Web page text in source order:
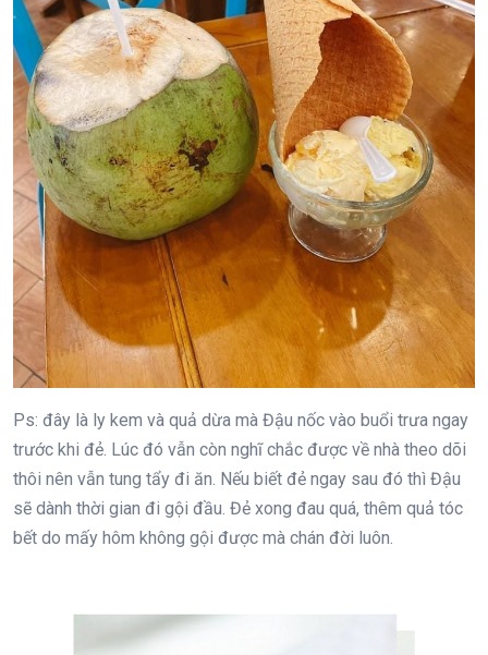
Ps: đây là ly kem và quả dừa mà Đậu nốc vào buổi trưa ngay
trước khi đẻ. Lúc đó vẫn còn nghĩ chắc được về nhà theo dõi
thôi nên vẫn tung tẩy đi ăn. Nếu biết đẻ ngay sau đó thì Đậu
sẽ dành thời gian đi gội đầu. Đẻ xong đau quá, thêm quả tóc
bết do mấy hôm không gội được mà chán đời luôn.